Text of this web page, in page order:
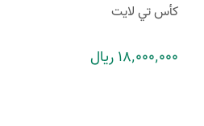
كأس تي لايت
18٬000٬000 ریال